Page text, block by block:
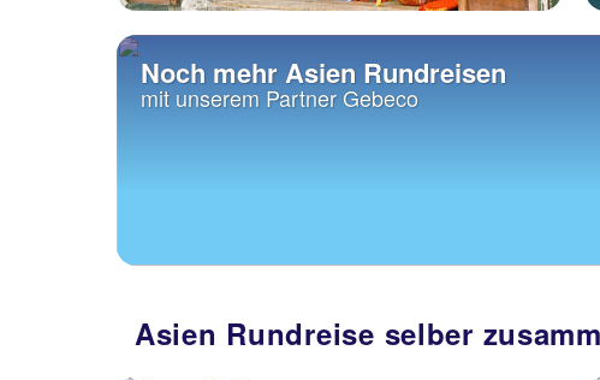
Noch mehr Asien Rundreisen
mit unserem Partner Gebeco
Asien Rundreise selber